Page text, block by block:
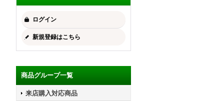
ログイン
新規登録はこちら
商品グループ一覧
来店購入対応商品